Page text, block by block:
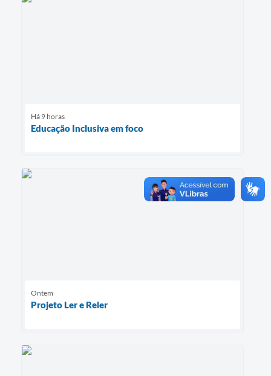
Há 9 horas
Educação Inclusiva em foco
Ontem
Projeto Ler e Reler